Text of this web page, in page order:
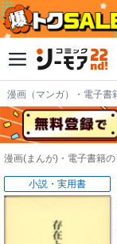
漫画（マンガ）・電子書
漫画(まんが)・電子書籍
小説・実用書